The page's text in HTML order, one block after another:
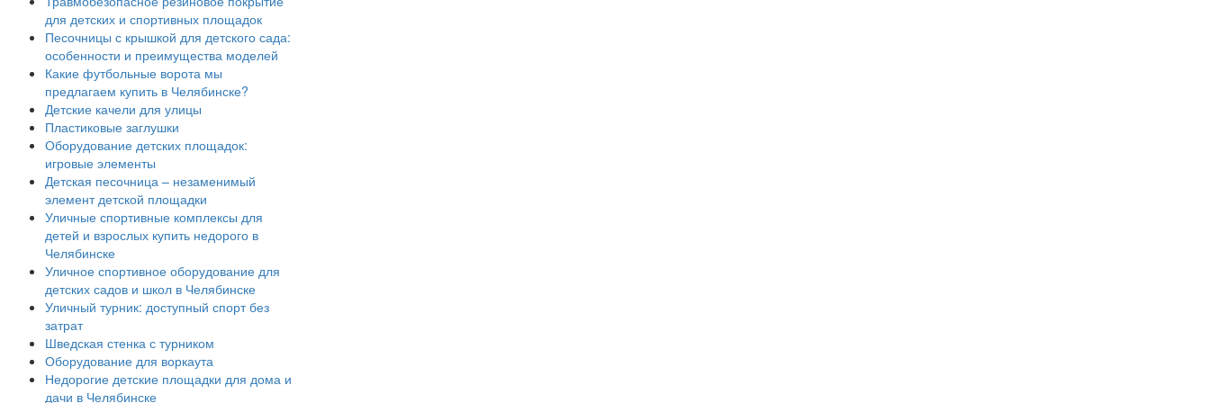
для детских и спортивных площадок
Песочницы с крышкой для детского сада:
особенности и преимущества моделей
Какие футбольные ворота мы
предлагаем купить в Челябинске?
Детские качели для улицы
Пластиковые заглушки
Оборудование детских площадок:
игровые элементы
Детская песочница – незаменимый
элемент детской площадки
Уличные спортивные комплексы для
детей и взрослых купить недорого в
Челябинске
Уличное спортивное оборудование для
детских садов и школ в Челябинске
Уличный турник: доступный спорт без
затрат
Шведская стенка с турником
Оборудование для воркаута
Недорогие детские площадки для дома и
дачи в Челябинске